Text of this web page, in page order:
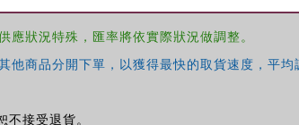
狀況特殊，匯率將依實際狀況做調整。
商品分開下單，以獲得最快的取貨速度，平均
接受退貨。